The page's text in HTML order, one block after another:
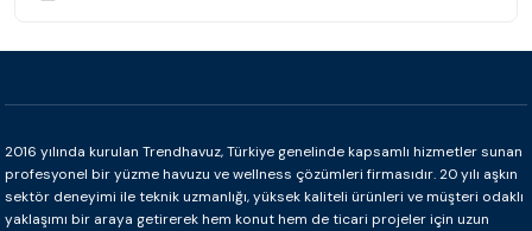
2016 yılında kurulan Trendhavuz, Türkiye genelinde kapsamlı hizmetler sunan
profesyonel bir yüzme havuzu ve wellness çözümleri firmasıdır. 20 yılı aşkın
sektör deneyimi ile teknik uzmanlığı, yüksek kaliteli ürünleri ve müşteri odaklı
yaklaşımı bir araya getirerek hem konut hem de ticari projeler için uzun